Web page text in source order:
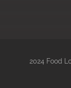
2024 Food